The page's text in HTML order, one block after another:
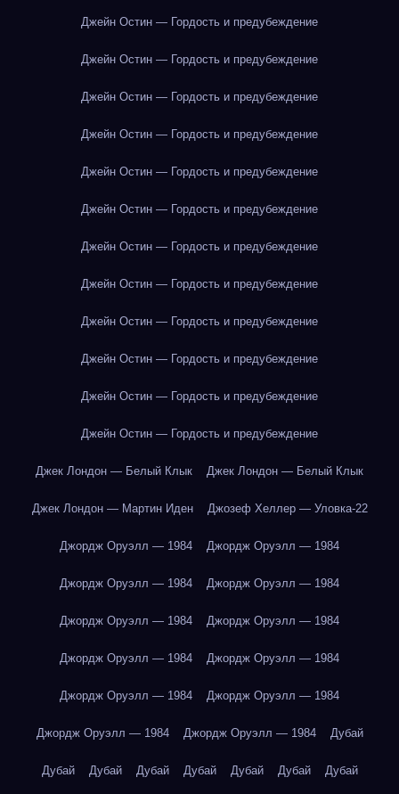
Джейн Остин — Гордость и предубеждение
Джейн Остин — Гордость и предубеждение
Джейн Остин — Гордость и предубеждение
Джейн Остин — Гордость и предубеждение
Джейн Остин — Гордость и предубеждение
Джейн Остин — Гордость и предубеждение
Джейн Остин — Гордость и предубеждение
Джейн Остин — Гордость и предубеждение
Джейн Остин — Гордость и предубеждение
Джейн Остин — Гордость и предубеждение
Джейн Остин — Гордость и предубеждение
Джейн Остин — Гордость и предубеждение
Джек Лондон — Белый Клык Джек Лондон — Белый Клык
Джек Лондон — Мартин Иден Джозеф Хеллер — Уловка-22
Джордж Оруэлл — 1984 Джордж Оруэлл — 1984
Джордж Оруэлл — 1984 Джордж Оруэлл — 1984
Джордж Оруэлл — 1984 Джордж Оруэлл — 1984
Джордж Оруэлл — 1984 Джордж Оруэлл — 1984
Джордж Оруэлл — 1984 Джордж Оруэлл — 1984
Джордж Оруэлл — 1984 Джордж Оруэлл — 1984 Дубай
Дубай Дубай Дубай Дубай Дубай Дубай Дубай